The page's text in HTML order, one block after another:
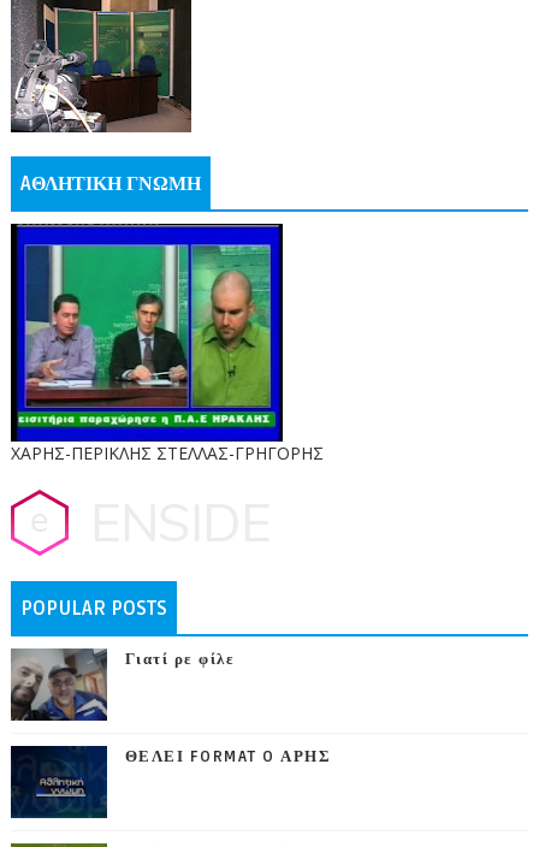
AΘΛΗΤΙΚΗ ΓΝΩΜΗ
ΧΑΡΗΣ-ΠΕΡΙΚΛΗΣ ΣΤΕΛΛΑΣ-ΓΡΗΓΟΡΗΣ
POPULAR POSTS
Γιατί ρε φίλε
ΘΕΛΕΙ FORMAT O ΑΡΗΣ